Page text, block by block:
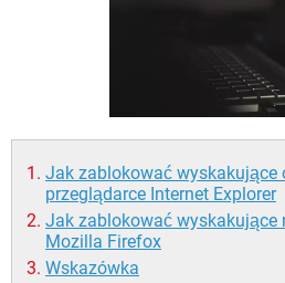
Jak zablokować wyskakujące
przeglądarce Internet Explorer
Jak zablokować wyskakujące
Mozilla Firefox
Wskazówka